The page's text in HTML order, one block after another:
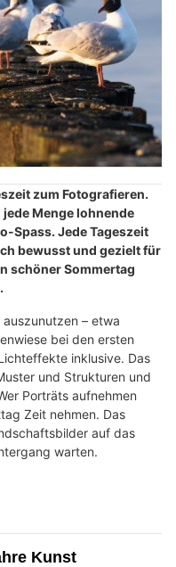
zum Fotografieren.
Menge lohnende
Spass. Jede Tageszeit
bewusst und gezielt für
schöner Sommertag
– etwa
bei den ersten
inklusive. Das
und Strukturen und
Porträts aufnehmen
Zeit nehmen. Das
auf das
warten.
Kunst